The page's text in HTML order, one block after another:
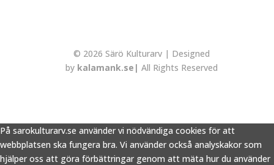
© 2026 Särö Kulturarv | Designed
by kalamank.se| All Rights Reserved
På sarokulturarv.se använder vi nödvändiga cookies för att
webbplatsen ska fungera bra. Vi använder också analyskakor som
hjälper oss att göra förbättringar genom att mäta hur du använder